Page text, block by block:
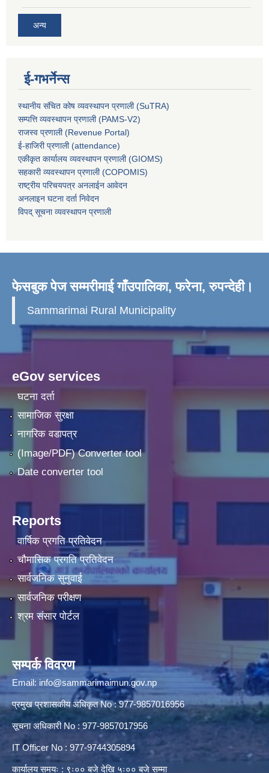
अन्य
ई-गभर्नेन्स
स्थानीय संचित कोष व्यवस्थापन प्रणाली (SuTRA)
सम्पत्ति व्यवस्थापन प्रणाली (PAMS-V2)
राजस्व प्रणाली (Revenue Portal)
ई-हाजिरी प्रणाली (attendance)
एकीकृत कार्यालय व्यवस्थापन प्रणाली (GIOMS)
सहकारी व्यवस्थापन प्रणाली (COPOMIS)
राष्ट्रीय परिचयपत्र अनलाईन आवेदन
अनलाइन घटना दर्ता निवेदन
विपद् सूचना व्यवस्थापन प्रणाली
फेसबुक पेज सम्मरीमाई गाँउपालिका, फरेना, रुपन्देही।
Sammarimai Rural Municipality
eGov services
घटना दर्ता
सामाजिक सुरक्षा
नागरिक वडापत्र
(Image/PDF) Converter tool
Date converter tool
Reports
वार्षिक प्रगति प्रतिवेदन
चौमासिक प्रगति प्रतिवेदन
सार्वजनिक सुनुवाई
सार्वजनिक परीक्षण
श्रम संसार पोर्टल
सम्पर्क विवरण
Email: info@sammarimaimun.gov.np
प्रमुख प्रशासकीय अधिकृत No : 977-9857016956
सूचना अधिकारी No : 977-9857017956
IT Officer No : 977-9744305894
कार्यालय समयः : ९ः०० बजे देखि ५ः०० बजे सम्मा